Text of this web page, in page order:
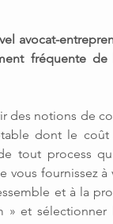
avocat-
fréquente
des notions de
dont le
tout process
fournissez
et à la
et